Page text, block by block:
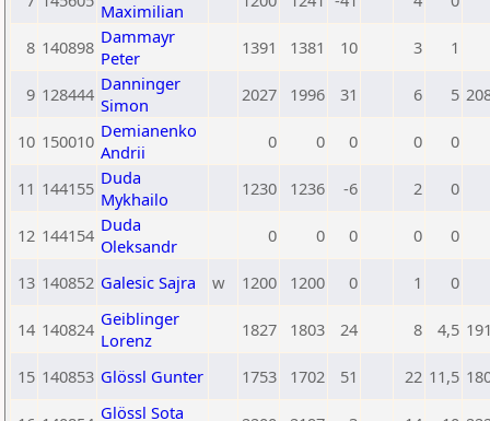
Maximilian
8 140898 Dammayr
Peter
1391 1381 10 3 1
9 128444 Danninger
Simon
2027 1996 31 6 5
10 150010 Demianenko
Andrii
0 0 0 0 0
11 144155 Duda
Mykhailo
1230 1236 -6 2 0
12 144154 Duda
Oleksandr
0 0 0 0 0
13 140852 Galesic Sajra w 1200 1200 0 1 0
14 140824 Geiblinger
Lorenz
1827 1803 24 8 4,5
15 140853 Glössl Gunter 1753 1702 51 22 11,5
Glössl Sota